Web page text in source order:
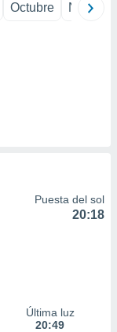
Octubre
Puesta del sol
20:18
Última luz
20:49